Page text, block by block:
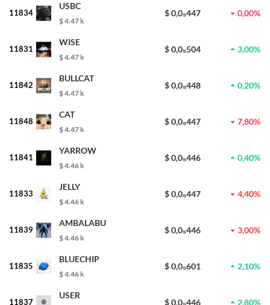
11834
USBC
$ 4.47 k
$ 0,0₅447 0,00%
11831
WISE
$ 4.47 k
$ 0,0₅504 3,00%
11842
BULLCAT
$ 4.47 k
$ 0,0₅448 0,20%
11848
CAT
$ 4.47 k
$ 0,0₅447 7,80%
11841
YARROW
$ 4.46 k
$ 0,0₅446 0,40%
11833
JELLY
$ 4.46 k
$ 0,0₅447 4,40%
11839
AMBALABU
$ 4.46 k
$ 0,0₅446 3,00%
11835
BLUECHIP
$ 4.46 k
$ 0,0₅601 2,10%
11837
USER
$ 0,0₅446 2,80%